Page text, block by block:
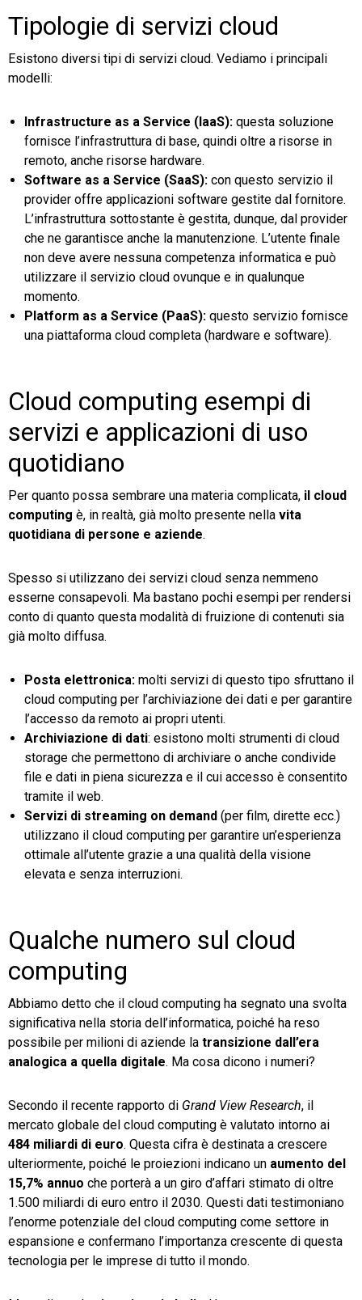
Tipologie di servizi cloud
Esistono diversi tipi di servizi cloud. Vediamo i principali
modelli:
Infrastructure as a Service (IaaS): questa soluzione
fornisce l’infrastruttura di base, quindi oltre a risorse in
remoto, anche risorse hardware.
Software as a Service (SaaS): con questo servizio il
provider offre applicazioni software gestite dal fornitore.
L’infrastruttura sottostante è gestita, dunque, dal provider
che ne garantisce anche la manutenzione. L’utente finale
non deve avere nessuna competenza informatica e può
utilizzare il servizio cloud ovunque e in qualunque
momento.
Platform as a Service (PaaS): questo servizio fornisce
una piattaforma cloud completa (hardware e software).
Cloud computing esempi di
servizi e applicazioni di uso
quotidiano
Per quanto possa sembrare una materia complicata, il cloud
computing è, in realtà, già molto presente nella vita
quotidiana di persone e aziende.
Spesso si utilizzano dei servizi cloud senza nemmeno
esserne consapevoli. Ma bastano pochi esempi per rendersi
conto di quanto questa modalità di fruizione di contenuti sia
già molto diffusa.
Posta elettronica: molti servizi di questo tipo sfruttano il
cloud computing per l’archiviazione dei dati e per garantire
l’accesso da remoto ai propri utenti.
Archiviazione di dati: esistono molti strumenti di cloud
storage che permettono di archiviare o anche condivide
file e dati in piena sicurezza e il cui accesso è consentito
tramite il web.
Servizi di streaming on demand (per film, dirette ecc.)
utilizzano il cloud computing per garantire un’esperienza
ottimale all’utente grazie a una qualità della visione
elevata e senza interruzioni.
Qualche numero sul cloud
computing
Abbiamo detto che il cloud computing ha segnato una svolta
significativa nella storia dell’informatica, poiché ha reso
possibile per milioni di aziende la transizione dall’era
analogica a quella digitale. Ma cosa dicono i numeri?
Secondo il recente rapporto di Grand View Research, il
mercato globale del cloud computing è valutato intorno ai
484 miliardi di euro. Questa cifra è destinata a crescere
ulteriormente, poiché le proiezioni indicano un aumento del
15,7% annuo che porterà a un giro d’affari stimato di oltre
1.500 miliardi di euro entro il 2030. Questi dati testimoniano
l’enorme potenziale del cloud computing come settore in
espansione e confermano l’importanza crescente di questa
tecnologia per le imprese di tutto il mondo.